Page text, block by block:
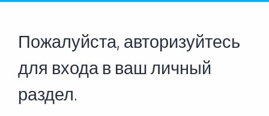
Пожалуйста, авторизуйтесь
для входа в ваш личный
раздел.